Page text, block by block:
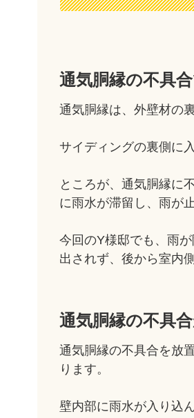
通気胴縁の不具
通気胴縁は、外壁材の
サイディングの裏側に
ところが、通気胴縁に
に雨水が滞留し、雨が
今回のY様邸でも、雨
出されず、後から室内
通気胴縁の不具
通気胴縁の不具合を放
ります。
壁内部に雨水が入り込